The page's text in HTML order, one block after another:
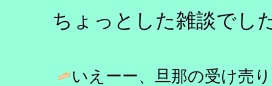
ちょっとした雑談でし
いえーー、旦那の受け売